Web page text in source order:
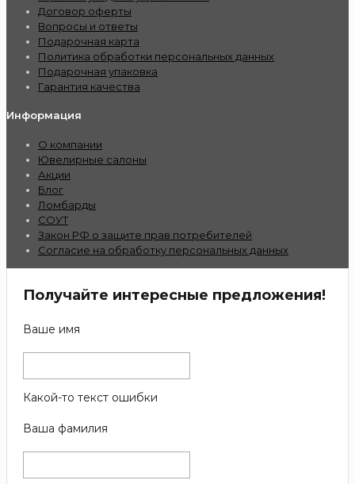
Договор оферты
Вопросы и ответы
Подарочная карта
Политика обработки персональных данных
Подарочная упаковка
Гарантия качества
Информация
О компании
Ювелирные салоны
Акции
Блог
Ломбарды
СОУТ
Закон РФ о защите прав потребителей
Согласие на обработку персональных данных
Получайте интересные предложения!
Ваше имя
Какой-то текст ошибки
Ваша фамилия